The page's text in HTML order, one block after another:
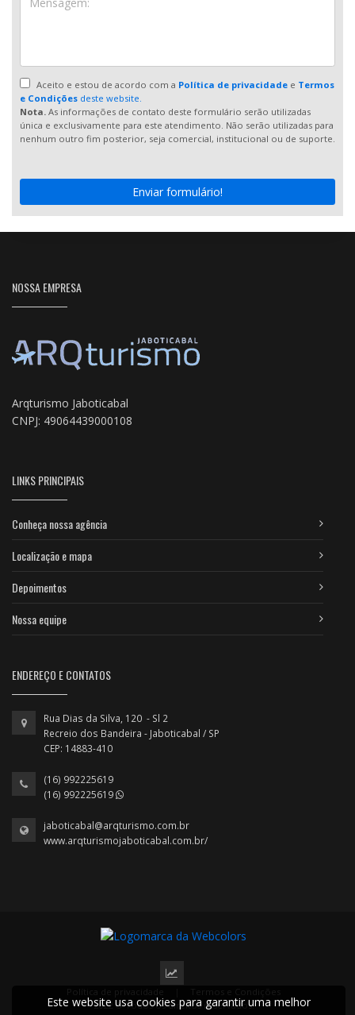
Aceito e estou de acordo com a Política de privacidadee Termos
e Condições deste website.
Nota. As informações de contato deste formulário serão utilizadas
única e exclusivamente para este atendimento. Não serão utilizadas para
nenhum outro fim posterior, seja comercial, institucional ou de suporte.
Enviar formulário!
NOSSA EMPRESA
Arqturismo Jaboticabal
CNPJ: 49064439000108
LINKS PRINCIPAIS
Conheça nossa agência
Localização e mapa
Depoimentos
Nossa equipe
ENDEREÇO E CONTATOS
Rua Dias da Silva, 120 - Sl 2
Recreio dos Bandeira - Jaboticabal / SP
CEP: 14883-410
(16) 992225619
(16) 992225619
jaboticabal@arqturismo.com.br
www.arqturismojaboticabal.com.br/
2022 © Todos os direitos reservados.
Este website usa cookies para garantir uma melhor